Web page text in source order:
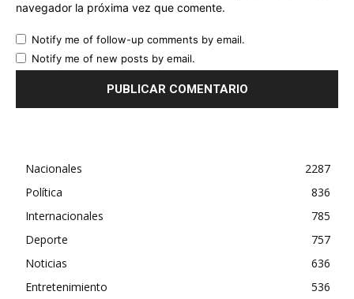
navegador la próxima vez que comente.
Notify me of follow-up comments by email.
Notify me of new posts by email.
Nacionales
2287
Política
836
Internacionales
785
Deporte
757
Noticias
636
Entretenimiento
536